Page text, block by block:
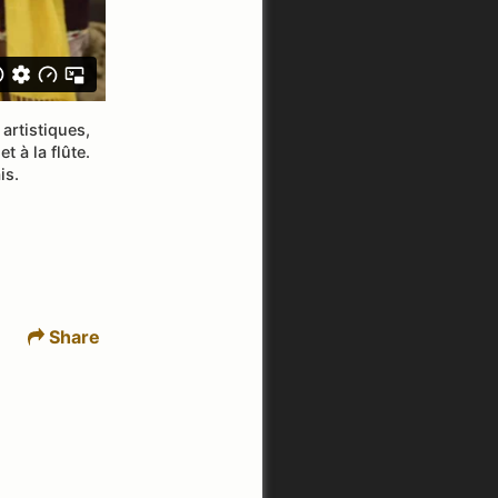
artistiques,
à la flûte.
Share